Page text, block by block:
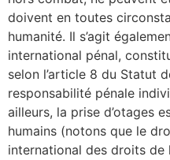
doivent en toutes
humanité. Il s’agit
international pénal,
selon l’article 8 du Statut
responsabilité pénale
ailleurs, la prise d’otages
humains (notons que le
international des droits de